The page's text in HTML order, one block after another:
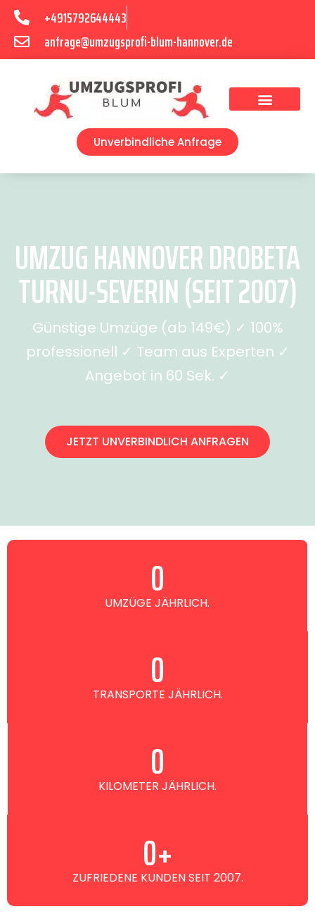
+4915792644443
anfrage@umzugsprofi-blum-hannover.de
Unverbindliche Anfrage
UMZUG HANNOVER DROBETA
TURNU-SEVERIN (SEIT 2007)
Günstige Umzüge (ab 149€) ✓ 100%
professionell ✓ Team aus Experten ✓
Angebot in 60 Sek. ✓
JETZT UNVERBINDLICH ANFRAGEN
UMZÜGE JÄHRLICH.
0
TRANSPORTE JÄHRLICH.
0
KILOMETER JÄHRLICH.
0
ZUFRIEDENE KUNDEN SEIT 2007.
0+